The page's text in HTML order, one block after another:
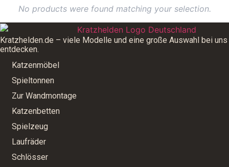
No products were found matching your selection.
Kratzhelden.de – viele Modelle und eine große Auswahl bei uns
entdecken.
Katzenmöbel
Spieltonnen
Zur Wandmontage
Katzenbetten
Spielzeug
Laufräder
Schlösser